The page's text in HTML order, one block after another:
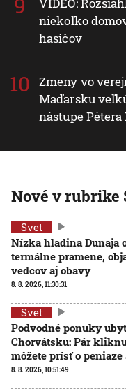
niekoľko
hasičov
Zmeny vo
Maďarsku
nástupe Pétera
Nové v rubrike
Svet
Nízka hladina Dunaja
termálne pramene,
vedcov aj obavy
8. 8. 2026, 11:30:31
Svet
Podvodné ponuky
Chorvátsku: Pár
môžete prísť o
8. 8. 2026, 10:51:49